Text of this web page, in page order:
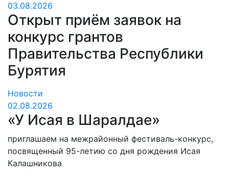
03.08.2026
Открыт приём заявок на
конкурс грантов
Правительства Республики
Бурятия
Новости
02.08.2026
«У Исая в Шаралдае»
приглашаем на межрайонный фестиваль-конкурс,
посвященный 95-летию со дня рождения Исая
Калашникова